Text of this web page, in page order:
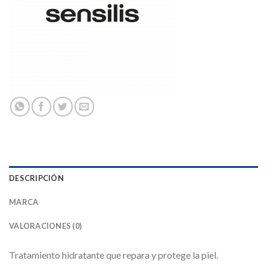
DESCRIPCIÓN
MARCA
VALORACIONES (0)
Tratamiento hidratante que repara y protege la piel.